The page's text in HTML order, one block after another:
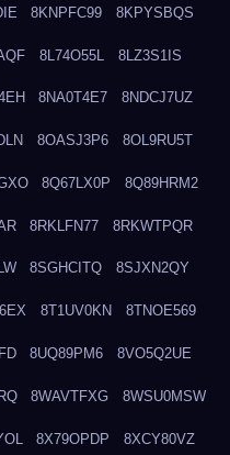
8KNPFC99 8KPYSBQS
8L74O55L 8LZ3S1IS
8NA0T4E7 8NDCJ7UZ
8OASJ3P6 8OL9RU5T
8Q67LX0P 8Q89HRM2
8RKLFN77 8RKWTPQR
8SGHCITQ 8SJXN2QY
8T1UV0KN 8TNOE569
8UQ89PM6 8VO5Q2UE
8WAVTFXG 8WSU0MSW
8X79OPDP 8XCY80VZ